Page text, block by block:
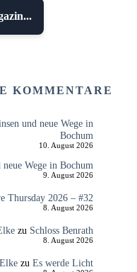
KOMMENTARE
und neue Wege in
Bochum
10. August 2026
Wege in Bochum
9. August 2026
Thursday 2026 – #32
8. August 2026
zu Schloss Benrath
8. August 2026
Elkezu Es werde Licht